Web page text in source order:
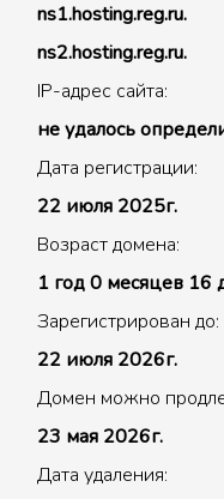
ns1.hosting.reg.ru.
ns2.hosting.reg.ru.
IP-адрес сайта:
не удалось
Дата регистрации:
22 июля 2025г.
Возраст домена:
1 год 0 месяцев 16
Зарегистрирован до:
22 июля 2026г.
Домен можно
23 мая 2026г.
Дата удаления: